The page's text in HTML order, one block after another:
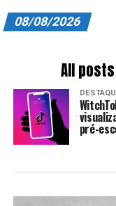
ASSINE
CARRINHO
EDITORIAL
08/08/2026
All
pré-